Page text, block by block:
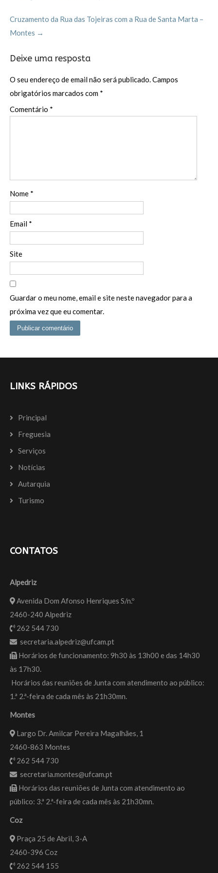
k
Cruzamento da Rua das Tojeiras com a Rua de Santa Marta –
Montes →
Deixe uma resposta
O seu endereço de email não será publicado.Campos
obrigatórios marcados com *
Comentário *
Nome *
Email *
Site
Guardar o meu nome, email e site neste navegador para a
próxima vez que eu comentar.
LINKS RÁPIDOS
Principal
Freguesia
Serviços
Notícias
Autarquia
Turismo
CONTATOS
Alpedriz
Avenida Dom Afonso Henriques S/n.º
2460-240 Alpedriz
262 544 730
secretaria.alpedriz@ufcam.pt
Horários de funcionamento: 9h30 às 13h00 e das 14h30
às 17h30.
Horários das reuniões de Junta com atendimento ao público:
1.ª 2.ª-feira de cada mês às 21h30mn.
Montes
Largo Dr. Amilcar Pereira Magalhães, 1
2460-863 Montes
262 544 730
secretaria.montes@ufcam.pt
Horários das reuniões de Junta com atendimento ao
público: 3.ª 2.ª-feira de cada mês às 21h30mn.
Coz
Praça 25 de Abril, 3-A
2460-396 Coz
262 544 155